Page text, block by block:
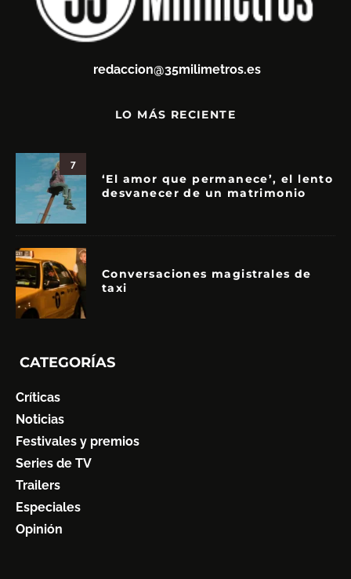
redaccion@35milimetros.es
LO MÁS RECIENTE
7
‘El amor que permanece’, el lento
desvanecer de un matrimonio
Conversaciones magistrales de
taxi
CATEGORÍAS
Críticas
Noticias
Festivales y premios
Series de TV
Trailers
Especiales
Opinión